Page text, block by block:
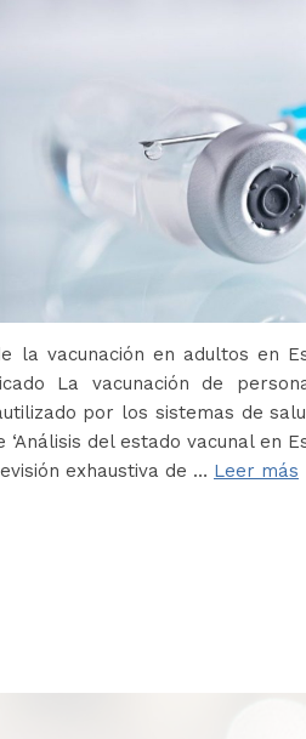
la vacunación en adultos en
La vacunación de
por los sistemas de
del estado vacunal en
exhaustiva de … Leer más